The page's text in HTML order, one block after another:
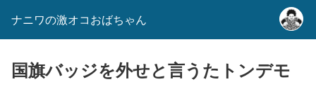
ナニワの激オコおばちゃん
国旗バッジを外せと言うたトンデモ